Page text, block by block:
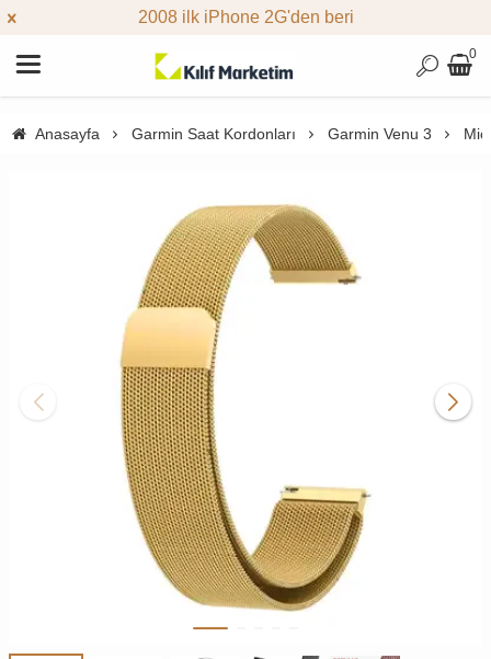
2008 ilk iPhone 2G'den beri
0
Anasayfa Garmin Saat Kordonları Garmin Venu 3